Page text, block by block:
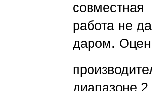
совместная
работа не
даром.
диапазоне